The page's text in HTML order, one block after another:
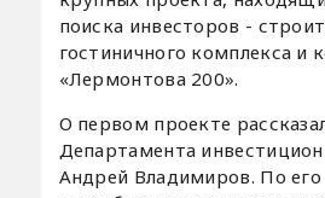
поиска инвесторов -
гостиничного комплекса и
«Лермонтова 200».
О первом проекте
Департамента
Андрей Владимиров. По его